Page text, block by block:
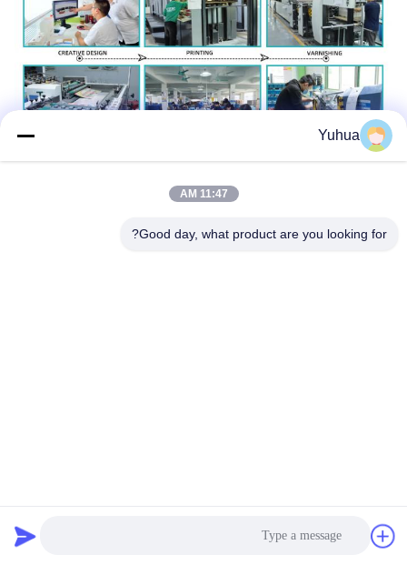
المعرض
Yuhua
11:47 AM
Good day, what product are you looking for?